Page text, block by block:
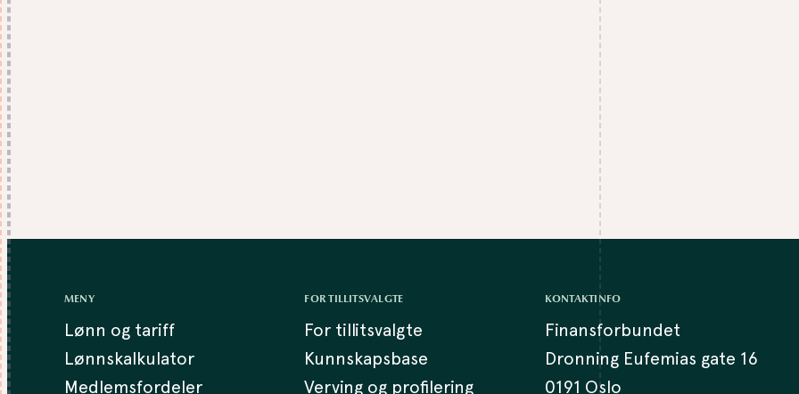
MENY
Lønn og tariff
Lønnskalkulator
Medlemsfordeler
FOR TILLITSVALGTE
For tillitsvalgte
Kunnskapsbase
Verving og profilering
KONTAKTINFO
Finansforbundet
Dronning Eufemias gate 16
0191 Oslo